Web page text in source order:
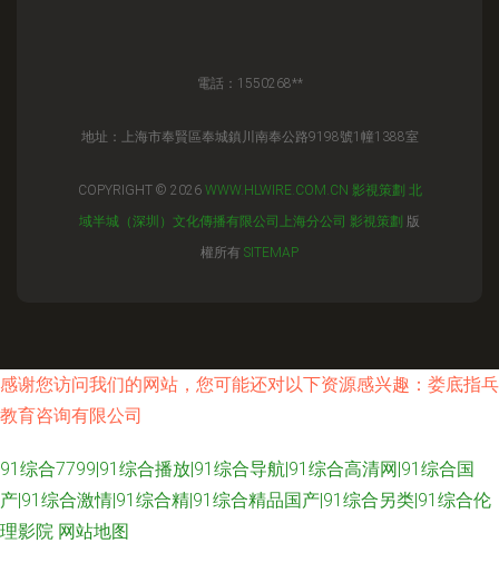
電話：1550268**
地址：上海市奉賢區奉城鎮川南奉公路9198號1幢1388室
COPYRIGHT © 2026 WWW.HLWIRE.COM.CN 影視策劃 北
域半城（深圳）文化傳播有限公司上海分公司 影視策劃 版
權所有 SITEMAP
感谢您访问我们的网站，您可能还对以下资源感兴趣：娄底指乓
教育咨询有限公司
91综合7799|91综合播放|91综合导航|91综合高清网|91综合国
产|91综合激情|91综合精|91综合精品国产|91综合另类|91综合伦
理影院 网站地图